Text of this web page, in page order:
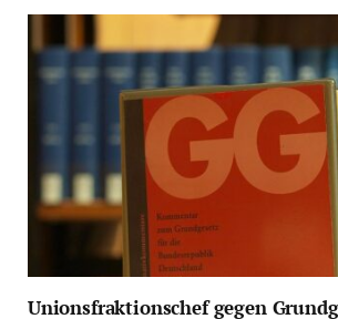
Unionsfraktionschef gegen